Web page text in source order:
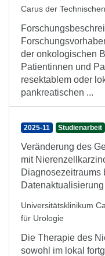
Carus der
der onkologischen
Patientinnen und
resektablem oder
pankreatischen ...
2025-11 Studienarbeit
Veränderung des
mit
Universitätsklinikum
für Urologie
Die Therapie des
sowohl im lokal